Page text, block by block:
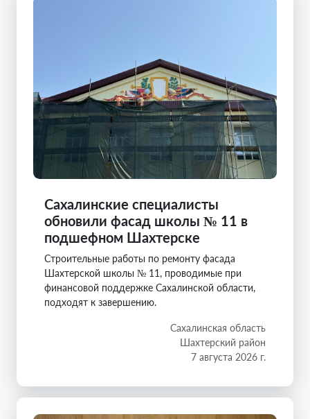
Сахалинские специалисты
обновили фасад школы № 11 в
подшефном Шахтерске
Строительные работы по ремонту фасада
Шахтерской школы № 11, проводимые при
финансовой поддержке Сахалинской области,
подходят к завершению.
Сахалинская область
Шахтерский район
7 августа 2026 г.